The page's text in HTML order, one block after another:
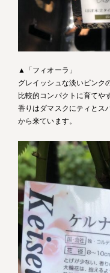
▲「フィオーラ」
グレイッシュな淡いピンク
比較的コンパクトに育てや
香りはダマスクにティとス
から来ています。